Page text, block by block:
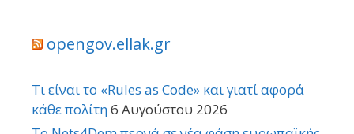
opengov.ellak.gr
Τι είναι το «Rules as Code» και γιατί αφορά
κάθε πολίτη6 Αυγούστου 2026